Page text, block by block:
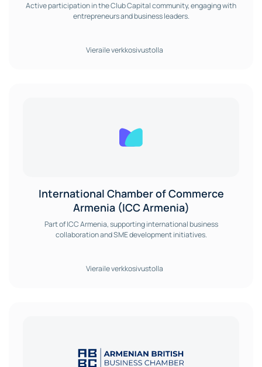
Active participation in the Club Capital community, engaging with
entrepreneurs and business leaders.
Vieraile verkkosivustolla
International Chamber of Commerce
Armenia (ICC Armenia)
Part of ICC Armenia, supporting international business
collaboration and SME development initiatives.
Vieraile verkkosivustolla